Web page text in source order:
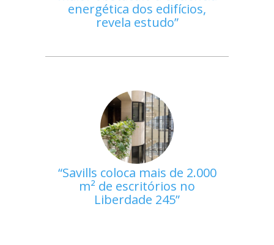
energética dos edifícios,
revela estudo
Savills coloca mais de 2.000
m² de escritórios no
Liberdade 245